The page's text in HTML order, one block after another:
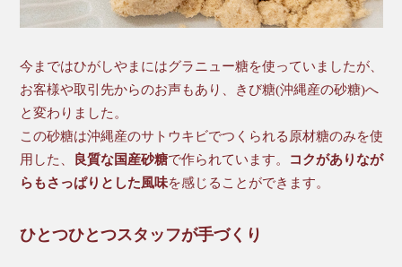
今まではひがしやまにはグラニュー糖を使っていましたが、
お客様や取引先からのお声もあり、きび糖(沖縄産の砂糖)へ
と変わりました。
この砂糖は沖縄産のサトウキビでつくられる原材糖のみを使
用した、
良質な国産砂糖で作られています。
コクがありなが
らもさっぱりとした風味を感じることができます。
ひとつひとつスタッフが手づくり